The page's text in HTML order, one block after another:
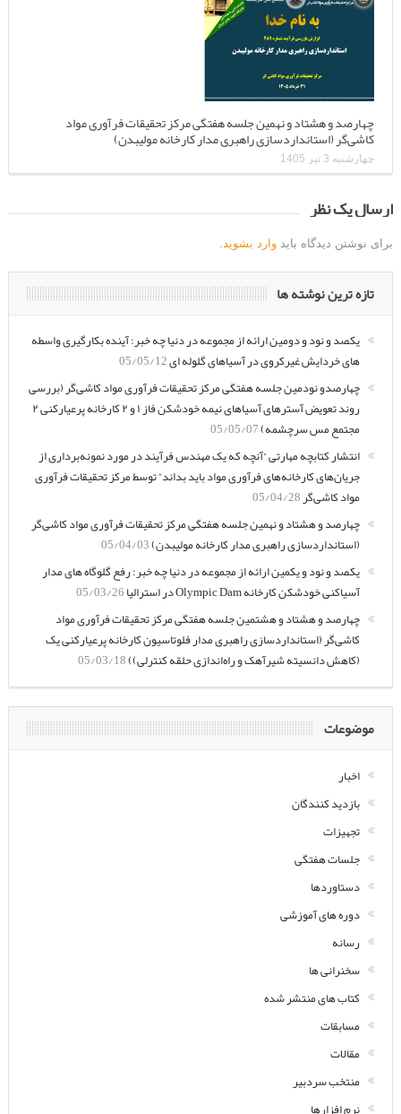
چهارصد و هشتاد و نهمین جلسه هفتگی مرکز تحقیقات فرآوری مواد
کاشی‌گر (استانداردسازی راهبری مدار کارخانه مولیبدن)
چهارشنبه 3 تیر 1405
ارسال یک نظر
برای نوشتن دیدگاه باید وارد بشوید
تازه ترین نوشته ها
یکصد و نود و دومین ارائه از مجموعه در دنیا چه خبر: آینده بکارگیری واسطه
های خردایش غیرکروی در آسیاهای گلوله ای05/05/12
چهارصدو نودمین جلسه هفتگی مرکز تحقیقات فرآوری مواد کاشی‌گر (بررسی
روند تعویض آسترهای آسیاهای نیمه خودشکن فاز ۱ و ۲ کارخانه پرعیارکنی ۲
مجتمع مس سرچشمه)05/05/07
انتشار کتابچه مهارتی “آنچه که یک مهندس فرآیند در مورد نمونه‌برداری از
جریان‌های کارخانه‌های فرآوری مواد باید بداند” توسط مرکز تحقیقات فرآوری
مواد کاشی‌گر05/04/28
چهارصد و هشتاد و نهمین جلسه هفتگی مرکز تحقیقات فرآوری مواد کاشی‌گر
(استانداردسازی راهبری مدار کارخانه مولیبدن)05/04/03
یکصد و نود و یکمین ارائه از مجموعه در دنیا چه خبر: رفع گلوگاه های مدار
آسیاکنی خودشکن کارخانه Olympic Dam در استرالیا
05/03/26
چهارصد و هشتاد و هشتمین جلسه هفتگی مرکز تحقیقات فرآوری مواد
کاشی‌گر (استانداردسازی راهبری مدار فلوتاسیون کارخانه پرعیارکنی یک
(کاهش دانسیته شیرآهک و راه‌اندازی حلقه کنترلی))05/03/18
موضوعات
اخبار
بازدید کنندگان
تجهیزات
جلسات هفتگی
دستاوردها
دوره های آموزشی
رسانه
سخنرانی ها
کتاب های منتشر شده
مسابقات
مقالات
منتخب سردبیر